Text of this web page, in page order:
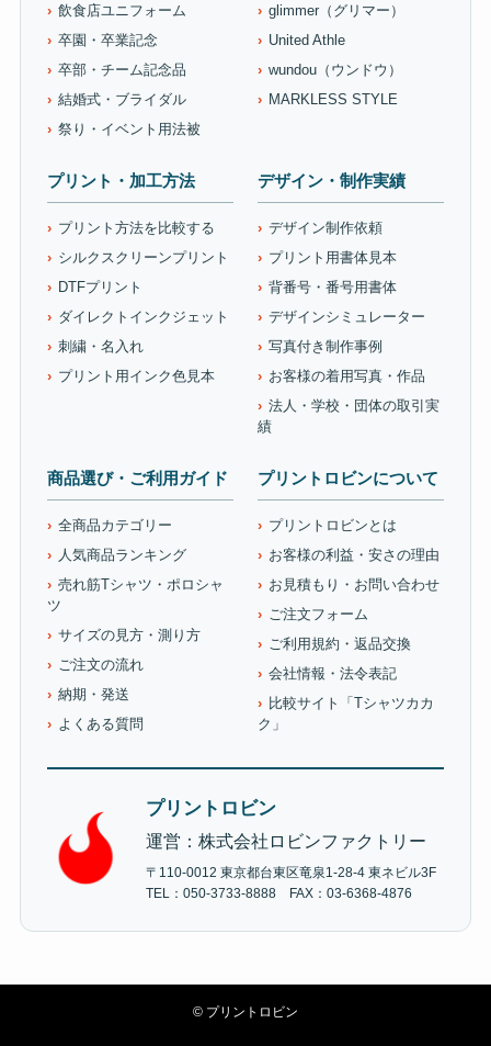
飲食店ユニフォーム
卒園・卒業記念
卒部・チーム記念品
結婚式・ブライダル
祭り・イベント用法被
glimmer（グリマー）
United Athle
wundou（ウンドウ）
MARKLESS STYLE
プリント・加工方法
プリント方法を比較する
シルクスクリーンプリント
DTFプリント
ダイレクトインクジェット
刺繍・名入れ
プリント用インク色見本
デザイン・制作実績
デザイン制作依頼
プリント用書体見本
背番号・番号用書体
デザインシミュレーター
写真付き制作事例
お客様の着用写真・作品
法人・学校・団体の取引実
績
商品選び・ご利用ガイド
全商品カテゴリー
人気商品ランキング
売れ筋Tシャツ・ポロシャ
ツ
サイズの見方・測り方
ご注文の流れ
納期・発送
よくある質問
プリントロビンについて
プリントロビンとは
お客様の利益・安さの理由
お見積もり・お問い合わせ
ご注文フォーム
ご利用規約・返品交換
会社情報・法令表記
比較サイト「Tシャツカカ
ク」
プリントロビン
運営：株式会社ロビンファクトリー
〒110-0012 東京都台東区竜泉1-28-4 東ネビル3F
TEL：050-3733-8888 FAX：03-6368-4876
© プリントロビン